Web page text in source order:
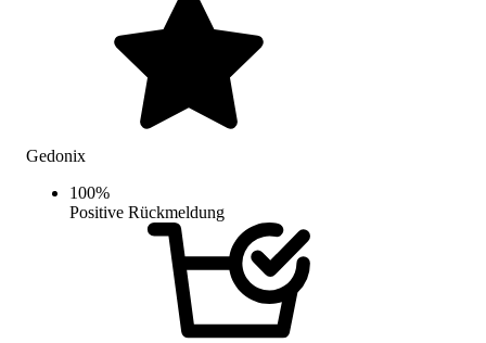
Gedonix
100%
Positive Rückmeldung